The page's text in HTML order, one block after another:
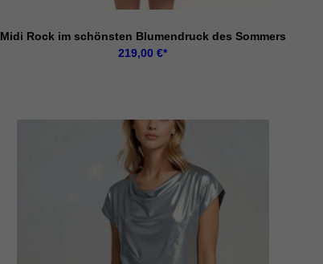
Midi Rock im schönsten Blumendruck des Sommers
219,00€